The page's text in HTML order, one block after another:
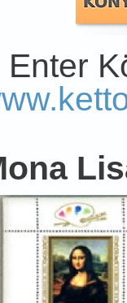
Enter